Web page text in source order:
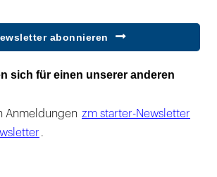
abonnieren
sich für einen unserer anderen
Anmeldungen zm starter-Newsletter
.